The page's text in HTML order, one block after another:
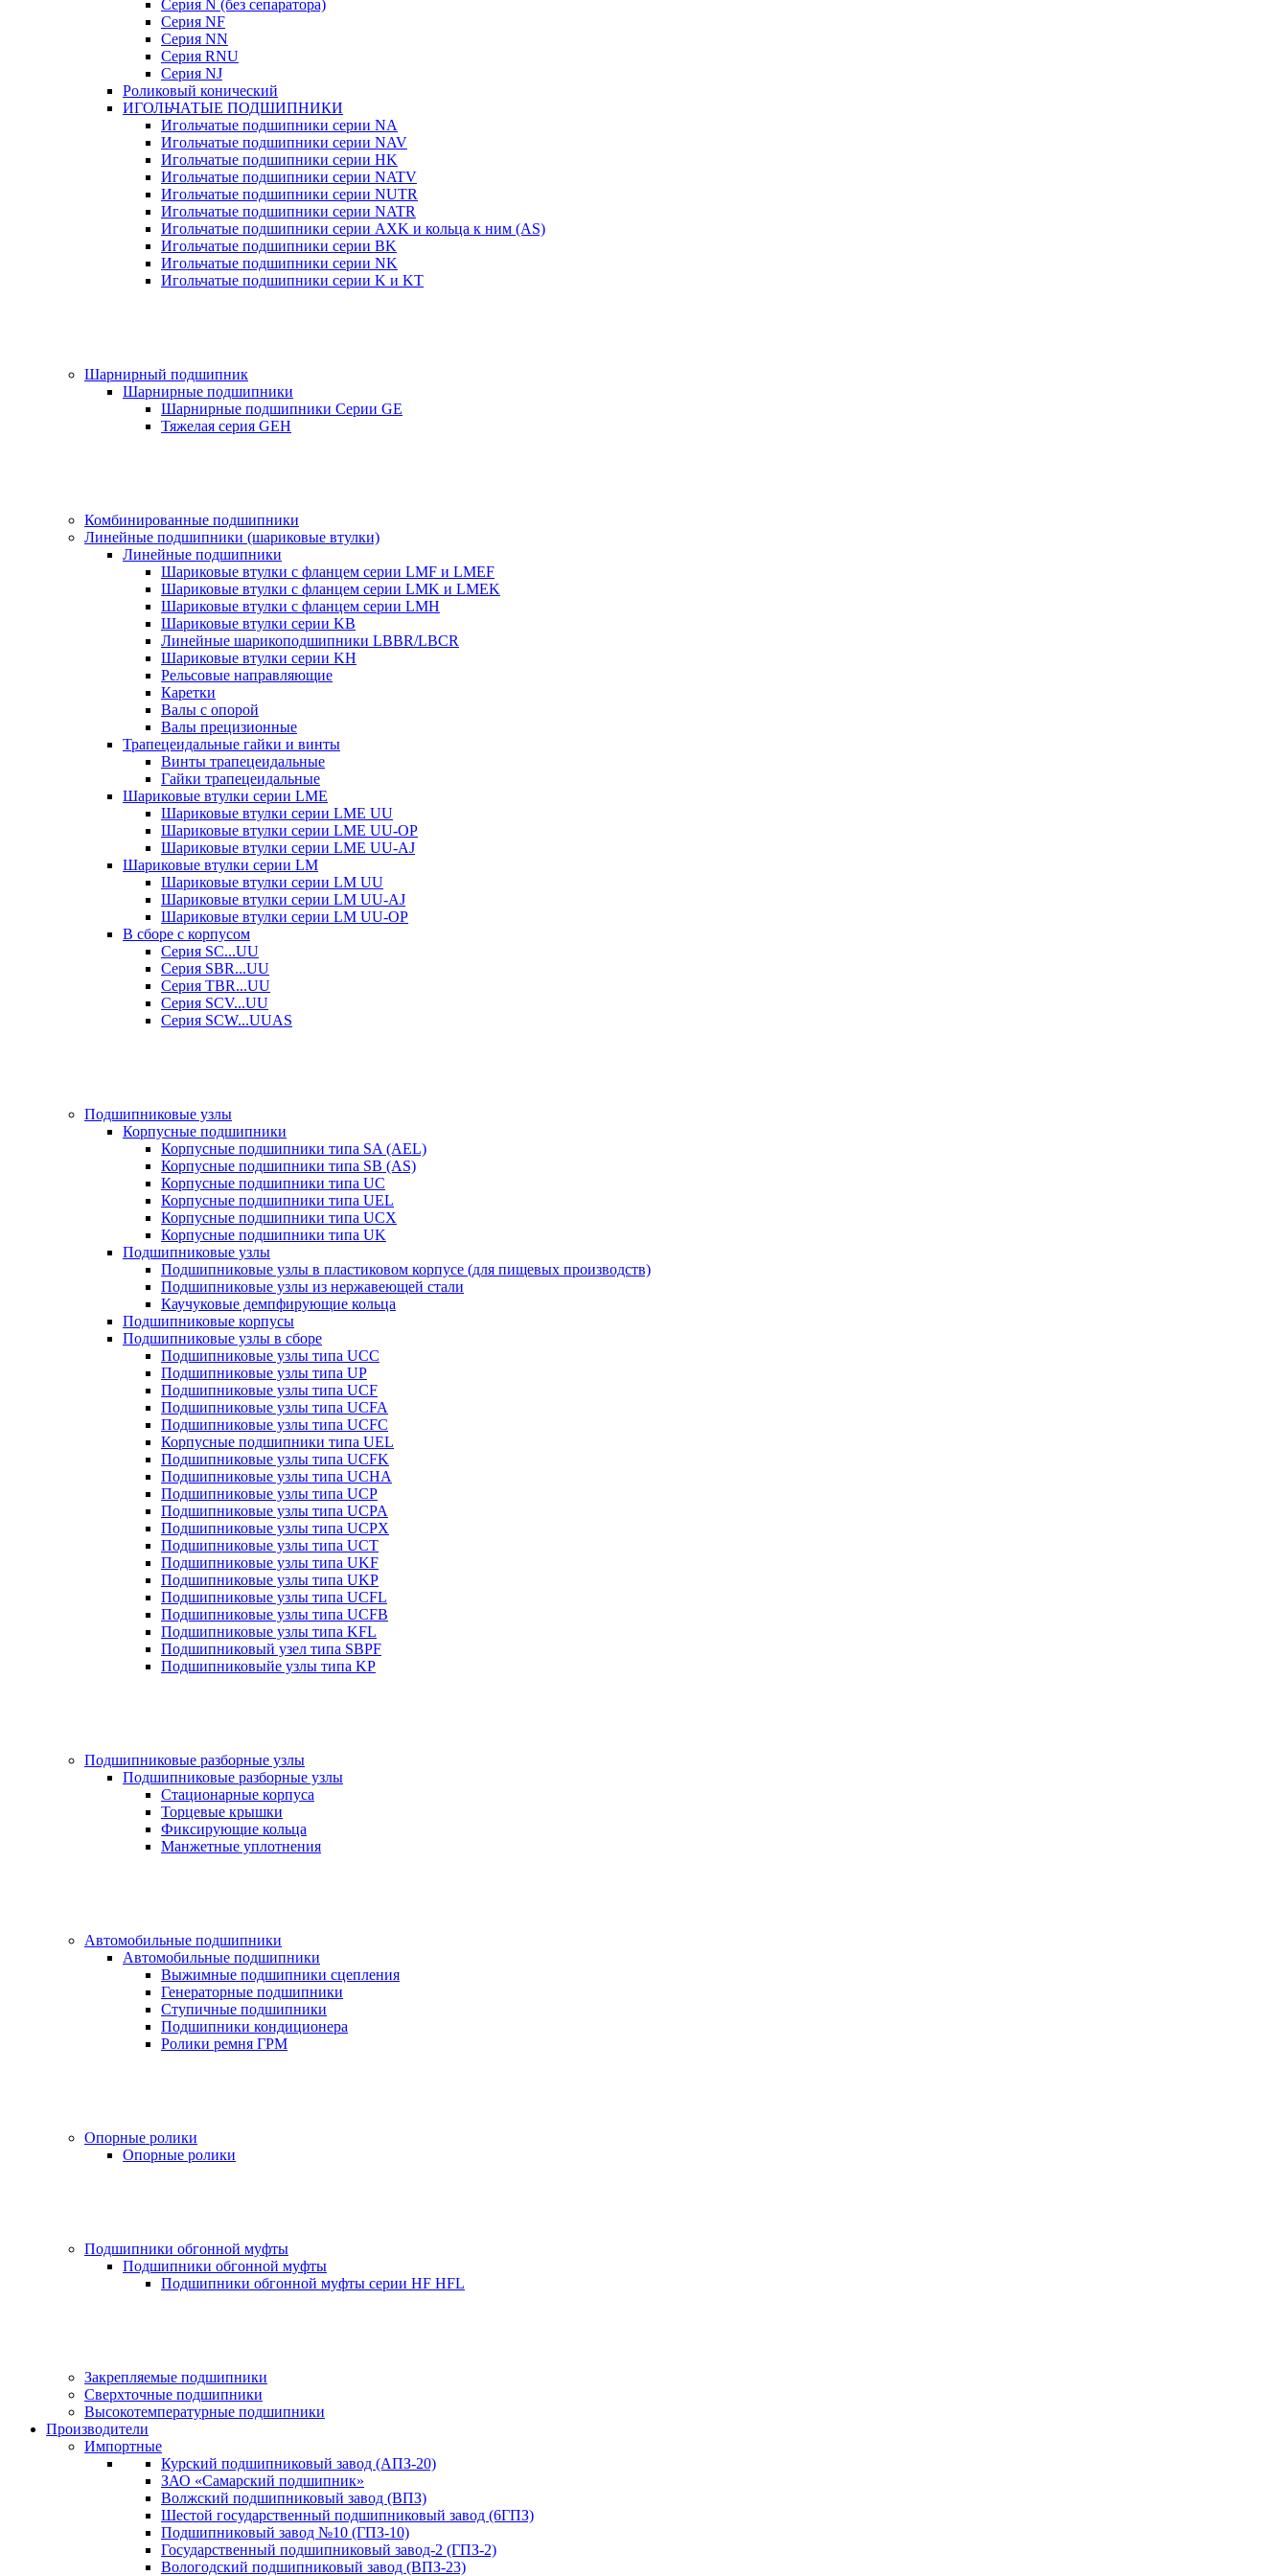
Серия N (без сепаратора)
Серия NF
Серия NN
Серия RNU
Серия NJ
Роликовый конический
ИГОЛЬЧАТЫЕ ПОДШИПНИКИ
Игольчатые подшипники серии NA
Игольчатые подшипники серии NAV
Игольчатые подшипники серии HK
Игольчатые подшипники серии NATV
Игольчатые подшипники серии NUTR
Игольчатые подшипники серии NATR
Игольчатые подшипники серии AXK и кольца к ним (AS)
Игольчатые подшипники серии BK
Игольчатые подшипники серии NK
Игольчатые подшипники серии K и KT
Шарнирный подшипник
Шарнирные подшипники
Шарнирные подшипники Серии GE
Тяжелая серия GEH
Комбинированные подшипники
Линейные подшипники (шариковые втулки)
Линейные подшипники
Шариковые втулки с фланцем серии LMF и LMEF
Шариковые втулки с фланцем серии LMK и LMEK
Шариковые втулки с фланцем серии LMH
Шариковые втулки серии KB
Линейные шарикоподшипники LBBR/LBCR
Шариковые втулки серии KH
Рельсовые направляющие
Каретки
Валы с опорой
Валы прецизионные
Трапецеидальные гайки и винты
Винты трапецеидальные
Гайки трапецеидальные
Шариковые втулки серии LME
Шариковые втулки серии LME UU
Шариковые втулки серии LME UU-OP
Шариковые втулки серии LME UU-AJ
Шариковые втулки серии LM
Шариковые втулки серии LM UU
Шариковые втулки серии LM UU-AJ
Шариковые втулки серии LM UU-OP
В сборе с корпусом
Серия SC...UU
Серия SBR...UU
Серия TBR...UU
Серия SCV...UU
Серия SCW...UUAS
Подшипниковые узлы
Корпусные подшипники
Корпусные подшипники типа SA (AEL)
Корпусные подшипники типа SB (AS)
Корпусные подшипники типа UC
Корпусные подшипники типа UEL
Корпусные подшипники типа UCX
Корпусные подшипники типа UK
Подшипниковые узлы
Подшипниковые узлы в пластиковом корпусе (для пищевых производств)
Подшипниковые узлы из нержавеющей стали
Каучуковые демпфирующие кольца
Подшипниковые корпусы
Подшипниковые узлы в сборе
Подшипниковые узлы типа UCC
Подшипниковые узлы типа UP
Подшипниковые узлы типа UCF
Подшипниковые узлы типа UCFA
Подшипниковые узлы типа UCFC
Корпусные подшипники типа UEL
Подшипниковые узлы типа UCFK
Подшипниковые узлы типа UCHA
Подшипниковые узлы типа UCP
Подшипниковые узлы типа UCPA
Подшипниковые узлы типа UCPX
Подшипниковые узлы типа UCT
Подшипниковые узлы типа UKF
Подшипниковые узлы типа UKP
Подшипниковые узлы типа UCFL
Подшипниковые узлы типа UCFB
Подшипниковые узлы типа KFL
Подшипниковый узел типа SBPF
Подшипниковыйе узлы типа KP
Подшипниковые разборные узлы
Подшипниковые разборные узлы
Стационарные корпуса
Торцевые крышки
Фиксирующие кольца
Манжетные уплотнения
Автомобильные подшипники
Автомобильные подшипники
Выжимные подшипники сцепления
Генераторные подшипники
Ступичные подшипники
Подшипники кондиционера
Ролики ремня ГРМ
Опорные ролики
Опорные ролики
Подшипники обгонной муфты
Подшипники обгонной муфты
Подшипники обгонной муфты серии HF HFL
Закрепляемые подшипники
Сверхточные подшипники
Высокотемпературные подшипники
Производители
Импортные
Курский подшипниковый завод (АПЗ-20)
ЗАО «Самарский подшипник»
Волжский подшипниковый завод (ВПЗ)
Шестой государственный подшипниковый завод (6ГПЗ)
Подшипниковый завод №10 (ГПЗ-10)
Государственный подшипниковый завод-2 (ГПЗ-2)
Вологодский подшипниковый завод (ВПЗ-23)